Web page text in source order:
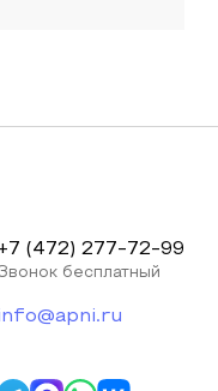
(472) 277-72-99
бесплатный